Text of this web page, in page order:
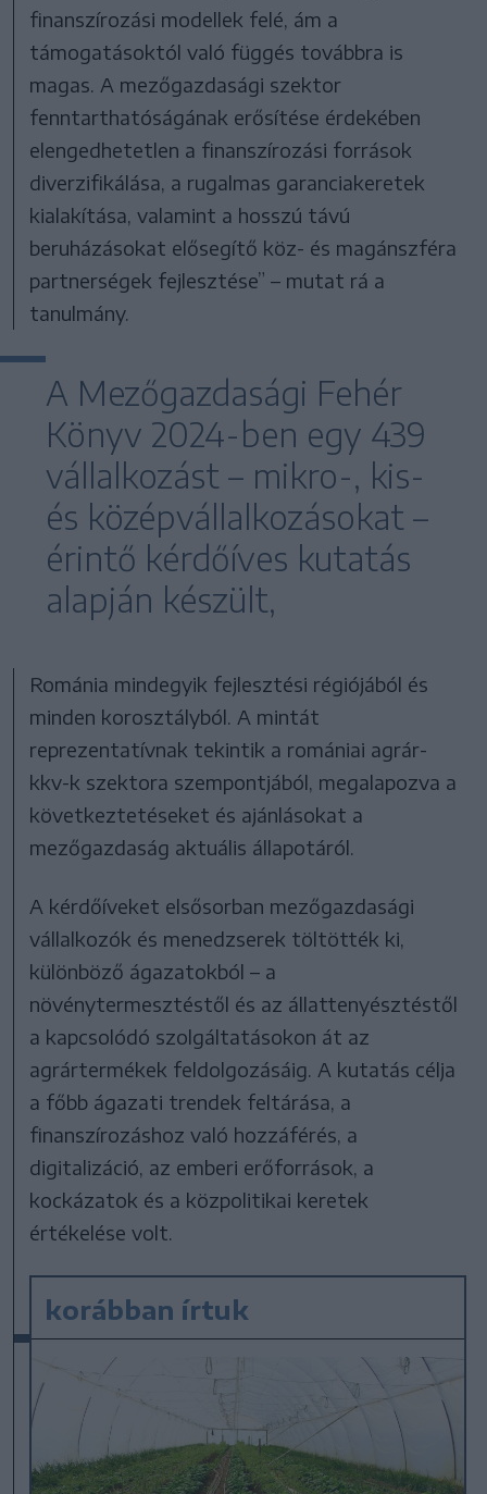
finanszírozási modellek felé, ám a
támogatásoktól való függés továbbra is
magas. A mezőgazdasági szektor
fenntarthatóságának erősítése érdekében
elengedhetetlen a finanszírozási források
diverzifikálása, a rugalmas garanciakeretek
kialakítása, valamint a hosszú távú
beruházásokat elősegítő köz- és magánszféra
partnerségek fejlesztése” – mutat rá a
tanulmány.
A Mezőgazdasági Fehér
Könyv 2024-ben egy 439
vállalkozást – mikro-, kis-
és középvállalkozásokat –
érintő kérdőíves kutatás
alapján készült,
Románia mindegyik fejlesztési régiójából és
minden korosztályból. A mintát
reprezentatívnak tekintik a romániai agrár-
kkv-k szektora szempontjából, megalapozva a
következtetéseket és ajánlásokat a
mezőgazdaság aktuális állapotáról.
A kérdőíveket elsősorban mezőgazdasági
vállalkozók és menedzserek töltötték ki,
különböző ágazatokból – a
növénytermesztéstől és az állattenyésztéstől
a kapcsolódó szolgáltatásokon át az
agrártermékek feldolgozásáig. A kutatás célja
a főbb ágazati trendek feltárása, a
finanszírozáshoz való hozzáférés, a
digitalizáció, az emberi erőforrások, a
kockázatok és a közpolitikai keretek
értékelése volt.
korábban írtuk